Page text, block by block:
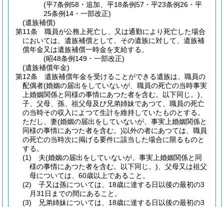
(平7条例58・追加、平18条例57・平23条例26・平
25条例14・一部改正)
(遺族補償)
第11条
職員が公務上死亡し、又は通勤により死亡した場合
においては、遺族補償として、その遺族に対して、遺族補
償年金又は遺族補償一時金を支給する。
(昭48条例149・一部改正)
(遺族補償年金)
第12条
遺族補償年金を受けることができる遺族は、職員の
配偶者(婚姻の届出をしていないが、職員の死亡の当時事実
上婚姻関係と同様の事情にあつた者を含む。以下同じ。)
子、父母、孫、祖父母及び兄弟姉妹であつて、職員の死亡
の当時その収入によつて生計を維持していたものとする。
ただし、妻(婚姻の届出をしていないが、事実上婚姻関係と
同様の事情にあつた者を含む。)以外の者にあつては、職員
の死亡の当時次に掲げる要件に該当した場合に限るものと
する。
(1)
夫(婚姻の届出をしていないが、事実上婚姻関係と同
様の事情にあつた者を含む。以下同じ。) 、父母又は祖父
母については、60歳以上であること。
(2)
子又は孫については、18歳に達する日以後の最初の3
月31日までの間にあること。
(3)
兄弟姉妹については、18歳に達する日以後の最初の3